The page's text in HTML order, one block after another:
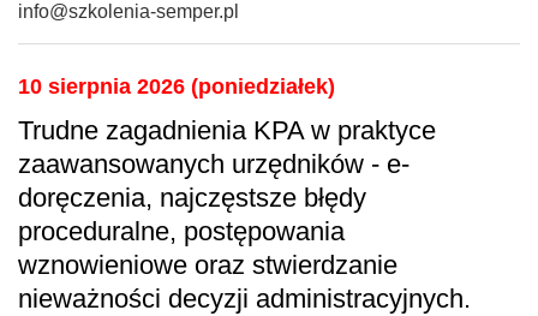
info@szkolenia-semper.pl
10 sierpnia 2026 (poniedziałek)
Trudne zagadnienia KPA w praktyce
zaawansowanych urzędników - e-
doręczenia, najczęstsze błędy
proceduralne, postępowania
wznowieniowe oraz stwierdzanie
nieważności decyzji administracyjnych.